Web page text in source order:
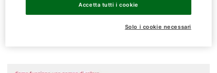
elettrica e risparmiare sui costi. In alternativa
l’energia elettrica può essere acquistata a tariffe più
Solo i cookie necessari
Accetta tutti i cookie